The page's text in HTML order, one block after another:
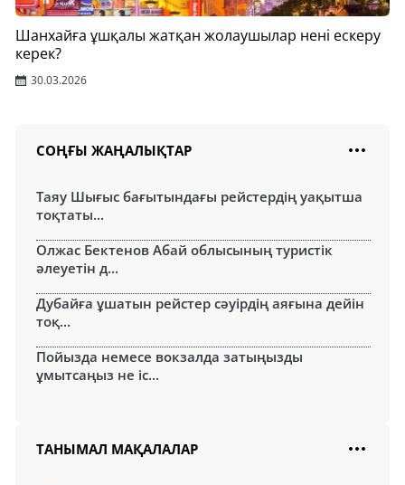
Шанхайға ұшқалы жатқан жолаушылар нені ескеру
керек?
30.03.2026
СОҢҒЫ ЖАҢАЛЫҚТАР
Таяу Шығыс бағытындағы рейстердің уақытша
тоқтаты...
Олжас Бектенов Абай облысының туристік
әлеуетін д...
Дубайға ұшатын рейстер сәуірдің аяғына дейін
тоқ...
Пойызда немесе вокзалда затыңызды
ұмытсаңыз не іс...
ТАНЫМАЛ МАҚАЛАЛАР